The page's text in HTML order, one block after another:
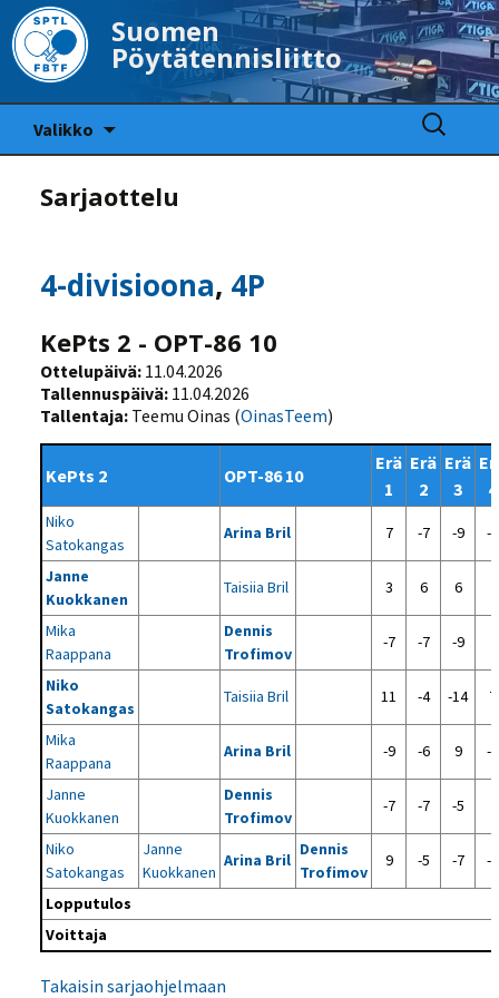
Suomen
Pöytätennisliitto
Valikko
Haku:
Sarjaottelu
4-divisioona, 4P
KePts 2 - OPT-86 10
Ottelupäivä: 11.04.2026
Tallennuspäivä: 11.04.2026
Tallentaja: Teemu Oinas (OinasTeem)
KePts 2 OPT-86 10
Erä
1
Erä
2
Erä
3
4
Niko
Satokangas
Arina Bril 7 -7 -9 -6
Janne
Kuokkanen
Taisiia Bril 3 6 6
Mika
Raappana
Dennis
Trofimov
-7 -7 -9
Niko
Satokangas
Taisiia Bril 11 -4 -14 7
Mika
Raappana
Arina Bril -9 -6 9 -6
Janne
Kuokkanen
Dennis
Trofimov
-7 -7 -5
Niko
Satokangas
Janne
Kuokkanen
Arina Bril
Dennis
Trofimov
9 -5 -7 -3
Lopputulos
Voittaja
Takaisin sarjaohjelmaan